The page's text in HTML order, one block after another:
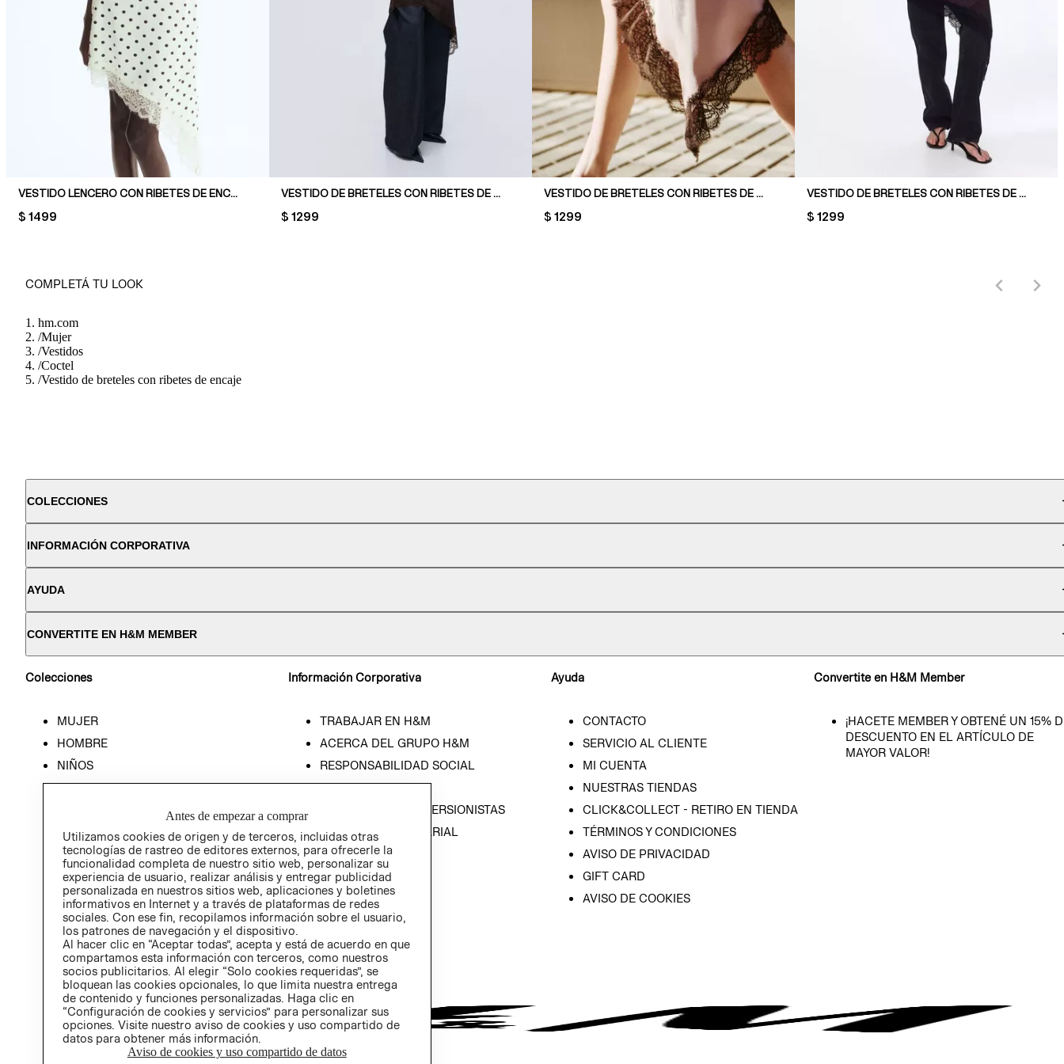
VESTIDO LENCERO CON RIBETES DE ENCAJE
PRICE:
$ 1499
VESTIDO DE BRETELES CON RIBETES DE ENCAJE
PRICE:
$ 1299
VESTIDO DE BRETELES CON RIBETES DE ENCAJE
PRICE:
$ 1299
VESTIDO DE BRETELES CON RIBETES DE ENCAJE
PRICE:
$ 1299
COMPLETÁ TU LOOK
hm.com
/Mujer
/Vestidos
/Coctel
/Vestido de breteles con ribetes de encaje
COLECCIONES
INFORMACIÓN CORPORATIVA
AYUDA
CONVERTITE EN H&M MEMBER
Colecciones
MUJER
HOMBRE
NIÑOS
HOME
Información Corporativa
TRABAJAR EN H&M
ACERCA DEL GRUPO H&M
RESPONSABILIDAD SOCIAL
PRENSA
RELACIÓN CON INVERSIONISTAS
POLÍTICA EMPRESARIAL
Ayuda
CONTACTO
SERVICIO AL CLIENTE
MI CUENTA
NUESTRAS TIENDAS
CLICK&COLLECT - RETIRO EN TIENDA
TÉRMINOS Y CONDICIONES
AVISO DE PRIVACIDAD
GIFT CARD
AVISO DE COOKIES
Convertite en H&M Member
¡HACETE MEMBER Y OBTENÉ UN 15%
DESCUENTO EN EL ARTÍCULO DE
MAYOR VALOR!
Antes de empezar a comprar
Utilizamos cookies de origen y de terceros, incluidas otras
tecnologías de rastreo de editores externos, para ofrecerle la
funcionalidad completa de nuestro sitio web, personalizar su
experiencia de usuario, realizar análisis y entregar publicidad
personalizada en nuestros sitios web, aplicaciones y boletines
informativos en Internet y a través de plataformas de redes
sociales. Con ese fin, recopilamos información sobre el usuario,
los patrones de navegación y el dispositivo.
Al hacer clic en “Aceptar todas”, acepta y está de acuerdo en que
compartamos esta información con terceros, como nuestros
socios publicitarios. Al elegir “Solo cookies requeridas”, se
bloquean las cookies opcionales, lo que limita nuestra entrega
de contenido y funciones personalizadas. Haga clic en
“Configuración de cookies y servicios” para personalizar sus
opciones. Visite nuestro aviso de cookies y uso compartido de
datos para obtener más información.
Aviso de cookies y uso compartido de datos